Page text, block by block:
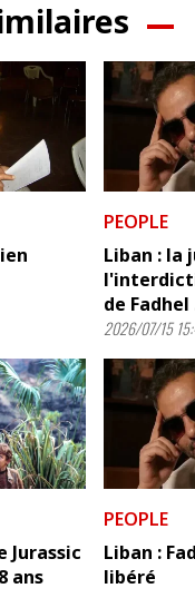
PEOPLE
Liban : la
de Fadhel
2026/07/15
Jurassic
ans
PEOPLE
Liban :
libéré